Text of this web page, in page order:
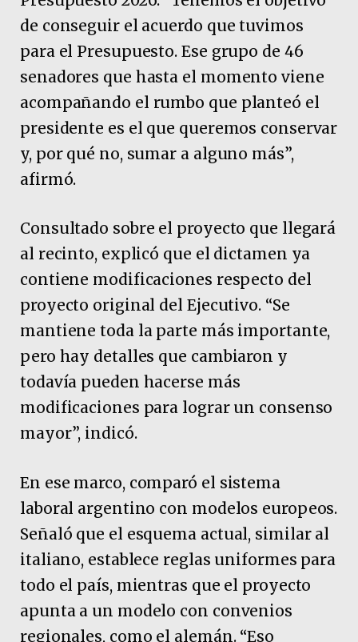
de conseguir el acuerdo que tuvimos
para el Presupuesto. Ese grupo de 46
senadores que hasta el momento viene
acompañando el rumbo que planteó el
presidente es el que queremos conservar
y, por qué no, sumar a alguno más”,
afirmó.
Consultado sobre el proyecto que llegará
al recinto, explicó que el dictamen ya
contiene modificaciones respecto del
proyecto original del Ejecutivo. “Se
mantiene toda la parte más importante,
pero hay detalles que cambiaron y
todavía pueden hacerse más
modificaciones para lograr un consenso
mayor”, indicó.
En ese marco, comparó el sistema
laboral argentino con modelos europeos.
Señaló que el esquema actual, similar al
italiano, establece reglas uniformes para
todo el país, mientras que el proyecto
apunta a un modelo con convenios
regionales, como el alemán. “Eso